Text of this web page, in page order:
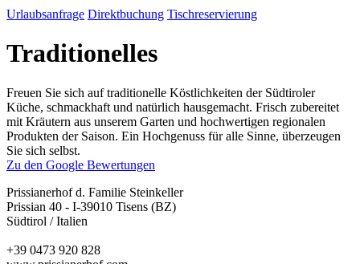
Urlaubsanfrage Direktbuchung Tischreservierung
Traditionelles
Freuen Sie sich auf traditionelle Köstlichkeiten der Südtiroler
Küche, schmackhaft und natürlich hausgemacht. Frisch zubereitet
mit Kräutern aus unserem Garten und hochwertigen regionalen
Produkten der Saison. Ein Hochgenuss für alle Sinne, überzeugen
Sie sich selbst.
Zu den Google Bewertungen
Prissianerhof d. Familie Steinkeller
Prissian 40 - I-39010 Tisens (BZ)
Südtirol / Italien
+39 0473 920 828